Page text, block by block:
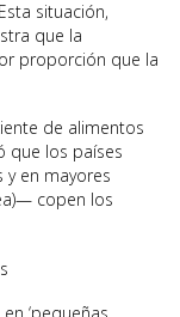
situación,
que la
proporción que la
de alimentos
que los países
en mayores
copen los